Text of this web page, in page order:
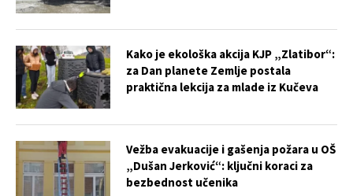
Kako je ekološka akcija KJP „Zlatibor“:
za Dan planete Zemlje postala
praktična lekcija za mlade iz Kučeva
Vežba evakuacije i gašenja požara u OŠ
„Dušan Jerković“: ključni koraci za
bezbednost učenika